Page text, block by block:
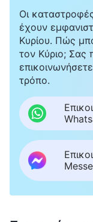
δίκαιης
το δεχόμουν.
εκλογές είχαν
ρώτησε για
Σκέφτηκα:
Τσεν και δεν
πω ότι η
επικεφαλής·
Οι
έχουν
Κυρίου. Πώς
τον Κύριο; Σας
τρόπο.